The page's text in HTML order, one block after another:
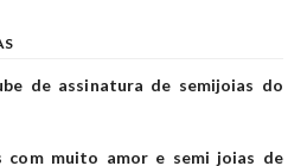
de assinatura de semijoias do
com muito amor e semi joias de